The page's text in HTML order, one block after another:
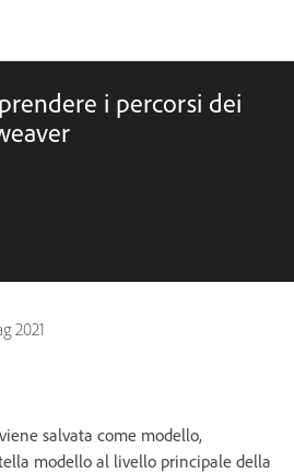
i percorsi dei
2021
salvata come modello,
modello al livello principale della